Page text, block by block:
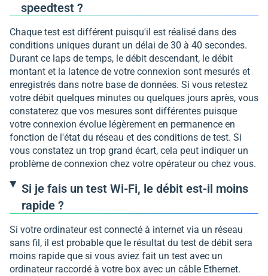
speedtest ?
Chaque test est différent puisqu'il est réalisé dans des
conditions uniques durant un délai de 30 à 40 secondes.
Durant ce laps de temps, le débit descendant, le débit
montant et la latence de votre connexion sont mesurés et
enregistrés dans notre base de données. Si vous retestez
votre débit quelques minutes ou quelques jours après, vous
constaterez que vos mesures sont différentes puisque
votre connexion évolue légèrement en permanence en
fonction de l'état du réseau et des conditions de test. Si
vous constatez un trop grand écart, cela peut indiquer un
problème de connexion chez votre opérateur ou chez vous.
Si je fais un test Wi-Fi, le débit est-il moins
rapide ?
Si votre ordinateur est connecté à internet via un réseau
sans fil, il est probable que le résultat du test de débit sera
moins rapide que si vous aviez fait un test avec un
ordinateur raccordé à votre box avec un câble Ethernet.